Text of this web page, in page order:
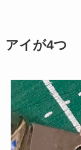
アイが4つ